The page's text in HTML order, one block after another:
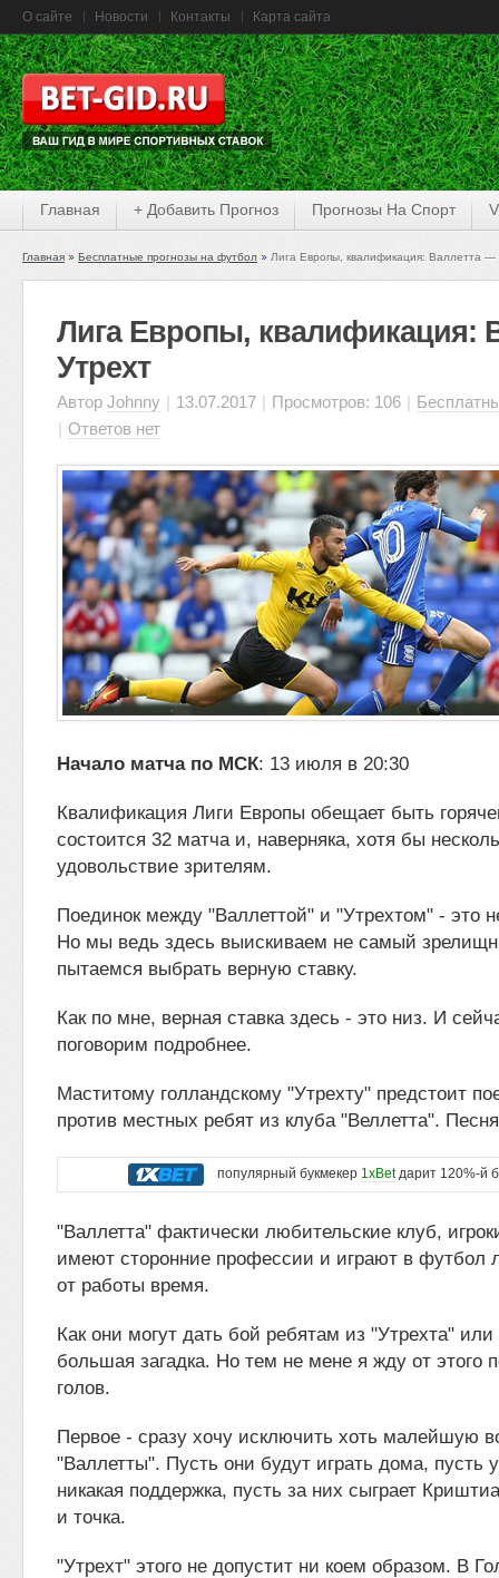
О сайте Новости Контакты Карта сайта
Главная + Добавить Прогноз Прогнозы На Спорт
Главная Бесплатные прогнозы на футбол Лига Европы, квалификация: Валлетта —
Лига Европы, квалификация:
Утрехт
Автор Johnny | 13.07.2017 | Просмотров: 106 |
| Ответов нет
Начало матча по МСК: 13 июля в 20:30
Квалификация Лиги Европы обещает быть
состоится 32 матча и, наверняка, хотя бы
удовольствие зрителям.
Поединок между "Валлеттой" и "Утрехтом" - это
Но мы ведь здесь выискиваем не самый
пытаемся выбрать верную ставку.
Как по мне, верная ставка здесь - это низ. И
поговорим подробнее.
Маститому голландскому "Утрехту" предстоит
против местных ребят из клуба "Веллетта".
популярный букмекер 1xBetдарит 120%-й
"Валлетта" фактически любительские клуб,
имеют сторонние профессии и играют в футбол
от работы время.
Как они могут дать бой ребятам из "Утрехта"
большая загадка. Но тем не мене я жду от этого
голов.
Первое - сразу хочу исключить хоть малейшую
"Валлетты". Пусть они будут играть дома, пусть
никакая поддержка, пусть за них сыграет
и точка.
"Утрехт" этого не допустит ни коем образом. В